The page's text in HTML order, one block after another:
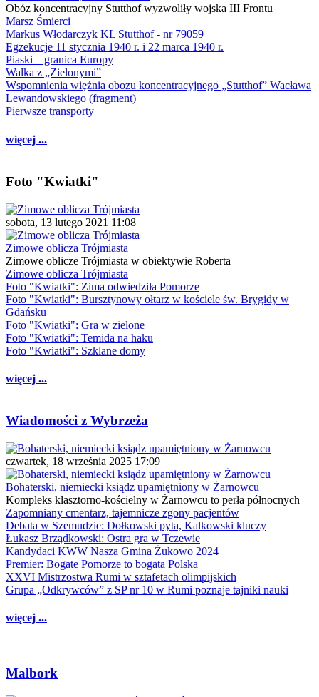
Obóz koncentracyjny Stutthof wyzwoliły wojska III Frontu
Marsz Śmierci
Markus Włodarczyk KL Stutthof - nr 79059
Egzekucje 11 stycznia 1940 r. i 22 marca 1940 r.
Piaski – granica Europy
Walka z „Zielonymi”
Wspomnienia więźnia obozu koncentracyjnego „Stutthof” Wacława
Lewandowskiego (fragment)
Pierwsze transporty
więcej ...
Foto "Kwiatki"
sobota, 13 lutego 2021 11:08
Zimowe oblicza Trójmiasta
Zimowe oblicze Trójmiasta w obiektywie Roberta
Zimowe oblicza Trójmiasta
Foto "Kwiatki": Zima odwiedziła Pomorze
Foto "Kwiatki": Bursztynowy ołtarz w kościele św. Brygidy w
Gdańsku
Foto "Kwiatki": Gra w zielone
Foto "Kwiatki": Temida na haku
Foto "Kwiatki": Szklane domy
więcej ...
Wiadomości z Wybrzeża
czwartek, 18 września 2025 17:09
Bohaterski, niemiecki ksiądz upamiętniony w Żarnowcu
Kompleks klasztorno-kościelny w Żarnowcu to perła północnych
Zapomniany cmentarz, tajemnicze zgony pacjentów
Debata w Szemudzie: Dołkowski pyta, Kalkowski kluczy
Łukasz Brządkowski: Ostra gra w Tczewie
Kandydaci KWW Nasza Gmina Żukowo 2024
Premier: Bogate Pomorze to bogata Polska
XXVI Mistrzostwa Rumi w sztafetach olimpijskich
Grupa „Odkrywców” z SP nr 10 w Rumi poznaje tajniki nauki
więcej ...
Malbork